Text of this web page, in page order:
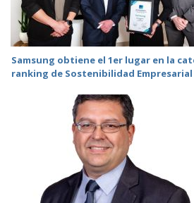
Samsung obtiene el 1er lugar en la
ranking de Sostenibilidad Empresarial